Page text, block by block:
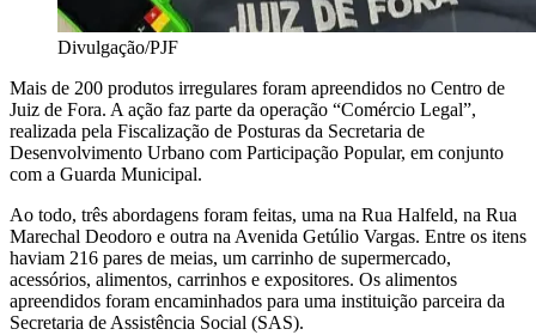
Divulgação/PJF
Mais de 200 produtos irregulares foram apreendidos no Centro de
Juiz de Fora. A ação faz parte da operação “Comércio Legal”,
realizada pela Fiscalização de Posturas da Secretaria de
Desenvolvimento Urbano com Participação Popular, em conjunto
com a Guarda Municipal.
Ao todo, três abordagens foram feitas, uma na Rua Halfeld, na Rua
Marechal Deodoro e outra na Avenida Getúlio Vargas. Entre os itens
haviam 216 pares de meias, um carrinho de supermercado,
acessórios, alimentos, carrinhos e expositores. Os alimentos
apreendidos foram encaminhados para uma instituição parceira da
Secretaria de Assistência Social (SAS).